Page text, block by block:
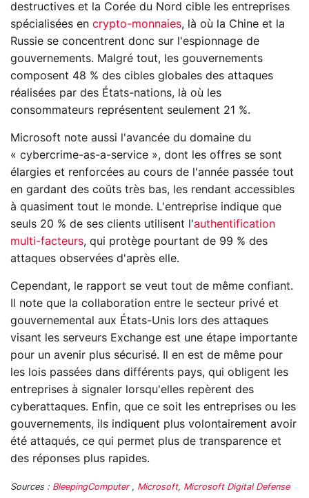
destructives et la Corée du Nord cible les entreprises
spécialisées en crypto-monnaies, là où la Chine et la
Russie se concentrent donc sur l'espionnage de
gouvernements. Malgré tout, les gouvernements
composent 48 % des cibles globales des attaques
réalisées par des États-nations, là où les
consommateurs représentent seulement 21 %.
Microsoft note aussi l'avancée du domaine du
« cybercrime-as-a-service », dont les offres se sont
élargies et renforcées au cours de l'année passée tout
en gardant des coûts très bas, les rendant accessibles
à quasiment tout le monde. L'entreprise indique que
seuls 20 % de ses clients utilisent l'authentification
multi-facteurs, qui protège pourtant de 99 % des
attaques observées d'après elle.
Cependant, le rapport se veut tout de même confiant.
Il note que la collaboration entre le secteur privé et
gouvernemental aux États-Unis lors des attaques
visant les serveurs Exchange est une étape importante
pour un avenir plus sécurisé. Il en est de même pour
les lois passées dans différents pays, qui obligent les
entreprises à signaler lorsqu'elles repèrent des
cyberattaques. Enfin, que ce soit les entreprises ou les
gouvernements, ils indiquent plus volontairement avoir
été attaqués, ce qui permet plus de transparence et
des réponses plus rapides.
Sources : BleepingComputer, Microsoft, Microsoft Digital Defense